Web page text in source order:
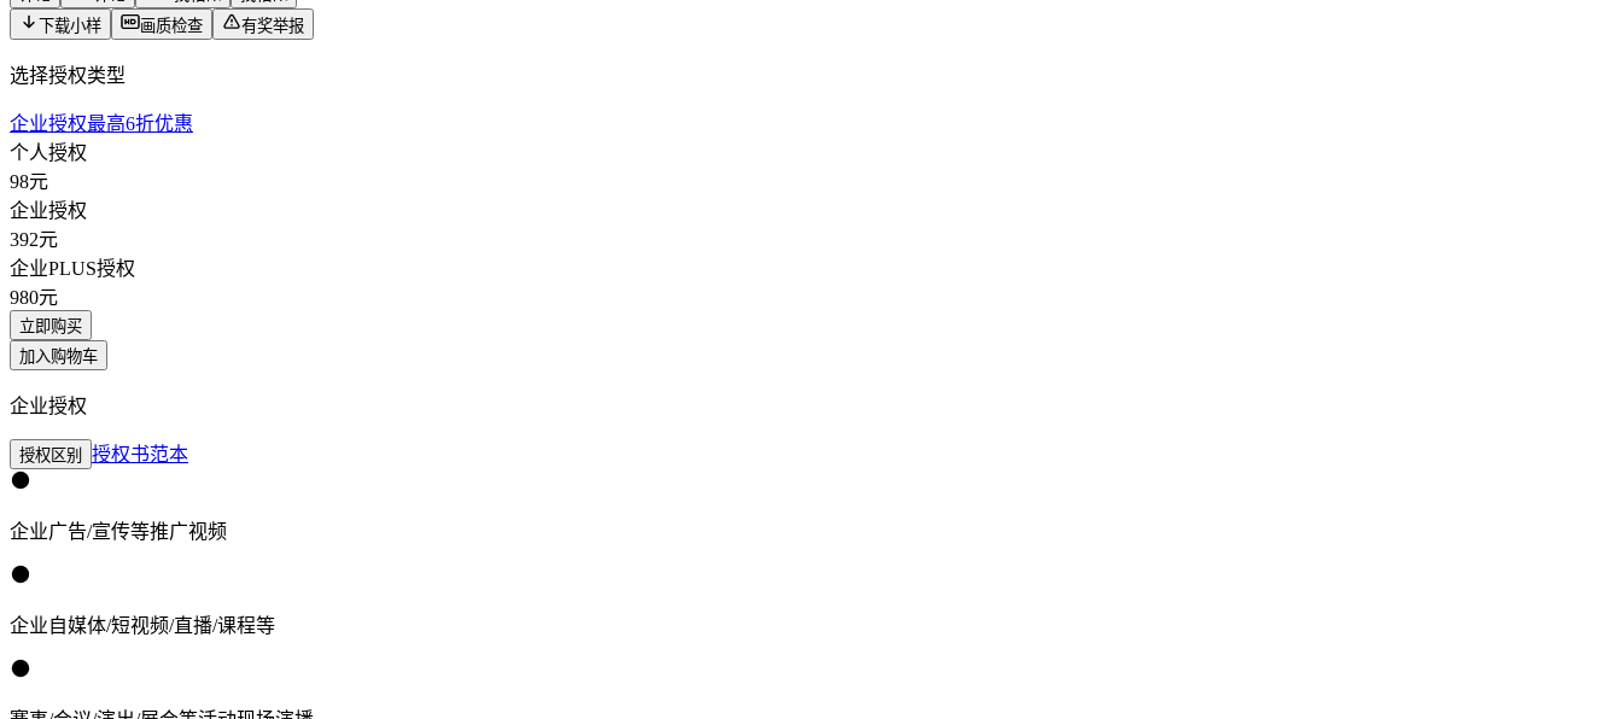
下载小样
画质检查 有奖举报
选择授权类型
企业授权最高6折优惠
个人授权
98元
企业授权
392元
企业PLUS授权
980元
立即购买
加入购物车
企业授权
授权区别 授权书范本
企业广告/宣传等推广视频
企业自媒体/短视频/直播/课程等